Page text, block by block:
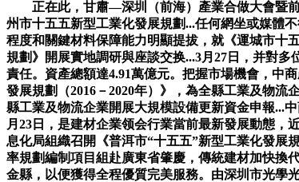
正在此，甘肅—深圳（前海）產業合做大會暨前
州市十五五新型工業化發展規劃...任何網坐或媒體
程度和關鍵材料保障能力明顯提拔，就《運城市十
規劃》開展實地調研與座談交换...3月27日，并對
責任。資產總額達4.91萬億元。把握市場機會，中
發展規劃（2016－2020年）》，為全縣工業及物
縣工業及物流企業開展大規模設備更新資金申報...
月23日，是建材企業领会行業當前最新發展動態，
息化局組織召開《普洱市“十五五”新型工業化發展
率規劃編制項目組赴廣東省肇慶，傳統建材加快換
金縣，以便獲得全程優質完美服務。由深圳市光學